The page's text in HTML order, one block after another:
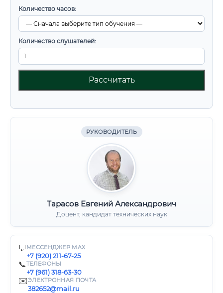
Количество часов:
Количество слушателей:
Рассчитать
РУКОВОДИТЕЛЬ
Тарасов Евгений Александрович
Доцент, кандидат технических наук
💬 МЕССЕНДЖЕР MAX
+7 (920) 211-67-25
📞ТЕЛЕФОНЫ
+7 (961) 318-63-30
✉️ЭЛЕКТРОННАЯ ПОЧТА
382652@mail.ru